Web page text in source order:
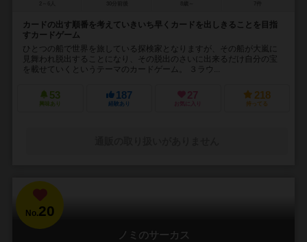
カードの出す順番を考えていきいち早くカードを出しきることを目指
すカードゲーム
ひとつの船で世界を旅している探検家となりますが、その船が大嵐に
見舞われ脱出することになり、その脱出のさいに出来るだけ自分の宝
を載せていくというテーマのカードゲーム。 ３ラウ...
53
興味あり
187
経験あり
27
お気に入り
218
持ってる
No.20
ノミのサーカス